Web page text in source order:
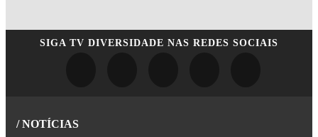
SIGA TV DIVERSIDADE NAS REDES SOCIAIS
/ NOTÍCIAS